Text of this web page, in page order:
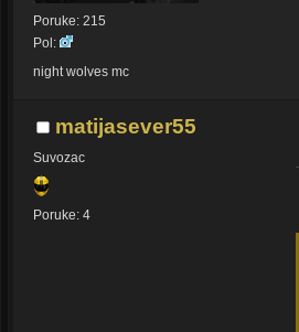
Poruke: 215
Pol:
night wolves mc
matijasever55
Suvozac
Poruke: 4